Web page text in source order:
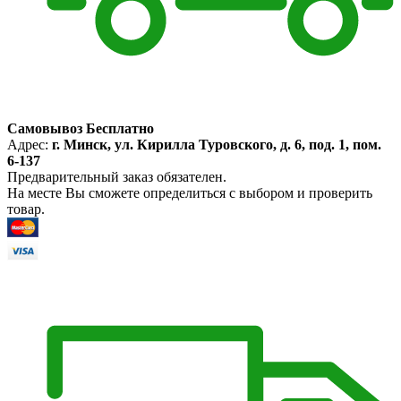
Самовывоз Бесплатно
Адрес: г. Минск, ул. Кирилла Туровского, д. 6, под. 1, пом.
6-137
Предварительный заказ обязателен.
На месте Вы сможете определиться с выбором и проверить
товар.